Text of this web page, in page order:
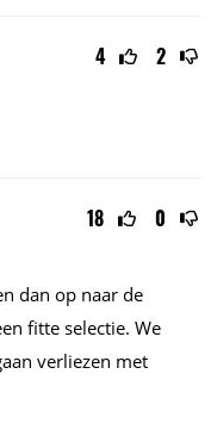
4 2
18 0
dan op naar de
fitte selectie. We
verliezen met